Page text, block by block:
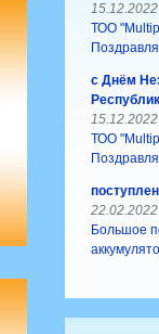
ТОО
с Днём
ТОО
Большое